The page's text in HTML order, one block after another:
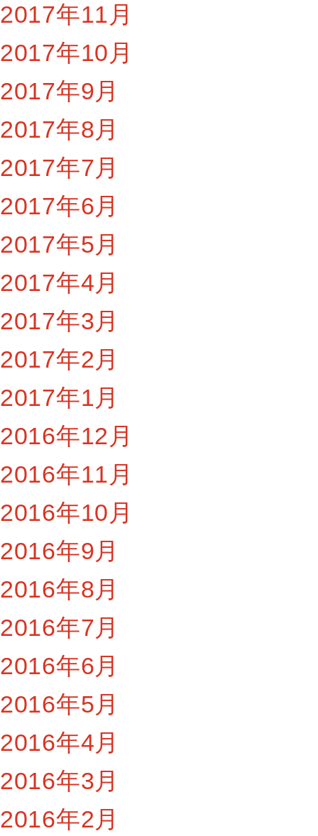
2017年11月
2017年10月
2017年9月
2017年8月
2017年7月
2017年6月
2017年5月
2017年4月
2017年3月
2017年2月
2017年1月
2016年12月
2016年11月
2016年10月
2016年9月
2016年8月
2016年7月
2016年6月
2016年5月
2016年4月
2016年3月
2016年2月